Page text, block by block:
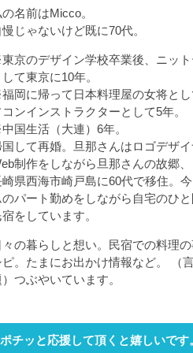
名前はMicco。
じゃないけど既に70代。
京のデザイン学校卒業後、ニット
て東京に10年。
岡に帰って日本料理屋の女将と
ンインストラクターとして5年。
国生活（大連）6年。
国して再婚。旦那さんはロゴデザ
制作をしながら旦那さんの故郷
崎県西海市崎戸島に60代で移住。
のパート勤めをしながら自宅のひ
をしています。
々の暮らしと想い。民宿での料理
ピ。たまにお出かけ情報など。 （
つぶやいています。
ポチッと応援して頂くと嬉しいです